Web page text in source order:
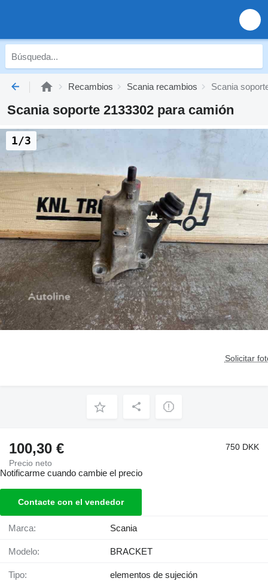
Recambios Scania recambios Scania
Scania soporte 2133302 para camión
Solicitar
1/3
100,30 €
Precio neto
750 DKK
Notificarme cuando cambie el precio
Contacte con el vendedor
Marca: Scania
Modelo: BRACKET
Tipo: elementos de sujeción